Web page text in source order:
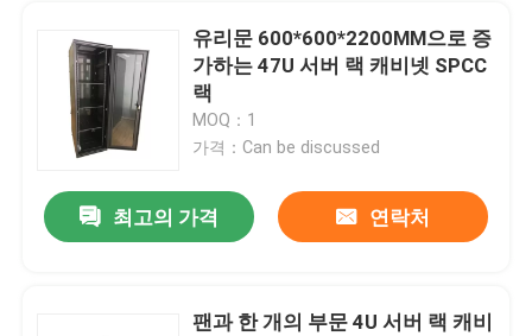
유리문 600*600*2200MM으로 증
가하는 47U 서버 랙 캐비넷 SPCC
랙
MOQ：1
가격：Can be discussed
최고의 가격 연락처
팬과 한 개의 부문 4U 서버 랙 캐비